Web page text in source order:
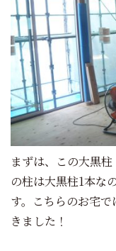
まずは、この大黒
の柱は大黒柱1本な
す。こちらのお宅
きました！